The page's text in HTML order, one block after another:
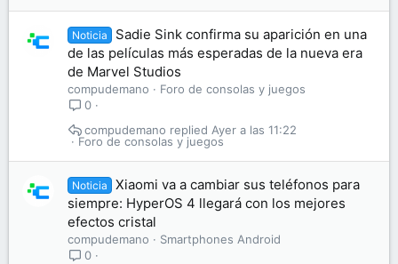
Noticia
Sadie Sink confirma su aparición en una
de las películas más esperadas de la nueva era
de Marvel Studios
compudemano
Foro de consolas y juegos
0
Foro de consolas y juegos
Ayer a las 11:22
compudemano
Noticia
Xiaomi va a cambiar sus teléfonos para
siempre: HyperOS 4 llegará con los mejores
efectos cristal
compudemano
Smartphones Android
0